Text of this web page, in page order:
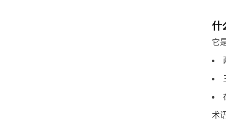
什
它
术